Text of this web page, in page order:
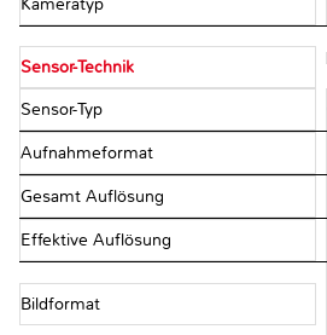
Kameratyp
Sensor-Technik
Sensor-Typ
Aufnahmeformat
Gesamt Auflösung
Effektive Auflösung
Bildformat